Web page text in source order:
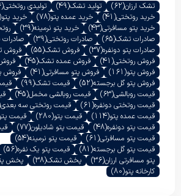
تشک ارزان(62) تولید تشک(49) تولیدی روتختی(66)
خرید روتختی(41) خرید عمده پتو(78) خرید پتو
خرید پتو مسافرتی(43) خرید پتو نرمینه(39)
صادرات تشک(65) صادرات روتختی(39) صادرات
صادرات پتو دونفره(37) فروش تشک(55) فروش
فروش روتختی(41) فروش عمده تشک(45)
فروش پتو(161) فروش پتو مسافرتی(41) فروش
فروش پتو گل برجسته(52) قیمت تشک(99)
قیمت روبالشی(63) قیمت روبالشی مخمل(45)
قیمت روتختی دونفره(61) قیمت روتختی سه بعدی
قیمت عمده پتو(114) قیمت پتو(280) قیمت
قیمت پتو دونفره(48) قیمت پتو شادیلون(77)
قیمت پتو مسافرتی(61) قیمت پتو نرمینه(54)
قیمت پتو گل برجسته(81) قیمت پتو یک نفره(56)
پتو مسافرتی ارزان(36) پخش تشک(38) پخش
کارخانه پتو(80)